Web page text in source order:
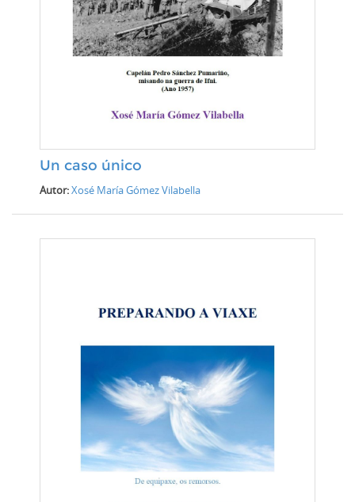
Un caso único
Autor:Xosé María Gómez Vilabella